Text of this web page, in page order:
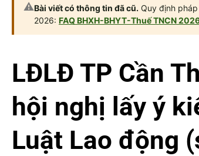
⚠️Bài viết có thông tin đã cũ. Quy định
2026: FAQ BHXH-BHYT-Thuế TNCN
LĐLĐ TP Cần
hội nghị lấy ý
Luật Lao động